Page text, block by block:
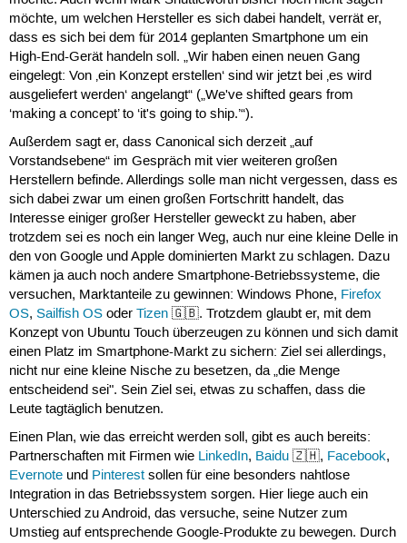
möchte, um welchen Hersteller es sich dabei handelt, verrät er,
dass es sich bei dem für 2014 geplanten Smartphone um ein
High-End-Gerät handeln soll. „Wir haben einen neuen Gang
eingelegt: Von ‚ein Konzept erstellen‘ sind wir jetzt bei ‚es wird
ausgeliefert werden‘ angelangt“ („We've shifted gears from
‘making a concept’ to ‘it's going to ship.’“).
Außerdem sagt er, dass Canonical sich derzeit „auf
Vorstandsebene“ im Gespräch mit vier weiteren großen
Herstellern befinde. Allerdings solle man nicht vergessen, dass es
sich dabei zwar um einen großen Fortschritt handelt, das
Interesse einiger großer Hersteller geweckt zu haben, aber
trotzdem sei es noch ein langer Weg, auch nur eine kleine Delle in
den von Google und Apple dominierten Markt zu schlagen. Dazu
kämen ja auch noch andere Smartphone-Betriebssysteme, die
versuchen, Marktanteile zu gewinnen: Windows Phone, Firefox
OS, Sailfish OSoder Tizen🇬🇧. Trotzdem glaubt er, mit dem
Konzept von Ubuntu Touch überzeugen zu können und sich damit
einen Platz im Smartphone-Markt zu sichern: Ziel sei allerdings,
nicht nur eine kleine Nische zu besetzen, da „die Menge
entscheidend sei". Sein Ziel sei, etwas zu schaffen, dass die
Leute tagtäglich benutzen.
Einen Plan, wie das erreicht werden soll, gibt es auch bereits:
Partnerschaften mit Firmen wie LinkedIn, Baidu🇿🇭, Facebook,
Evernoteund Pinterestsollen für eine besonders nahtlose
Integration in das Betriebssystem sorgen. Hier liege auch ein
Unterschied zu Android, das versuche, seine Nutzer zum
Umstieg auf entsprechende Google-Produkte zu bewegen. Durch